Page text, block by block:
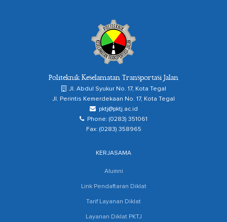
Politeknik Keselamatan Transportasi Jalan
Jl. Abdul Syukur No. 17, Kota Tegal
Jl. Perintis Kemerdekaan No. 17, Kota Tegal
pktj@pktj.ac.id
Phone: (0283) 351061
Fax: (0283) 358965
KERJASAMA
Alumni
Link Pendaftaran Diklat
Tarif Layanan Diklat
Layanan Diklat PKTJ